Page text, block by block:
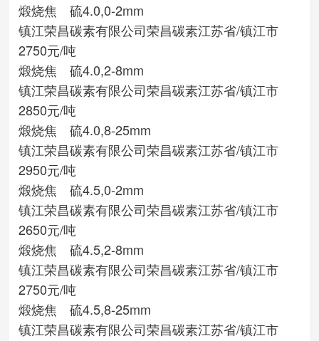
煅烧焦 硫4.0,0-2mm
镇江荣昌碳素有限公司荣昌碳素江苏省/镇江市
2750元/吨
煅烧焦 硫4.0,2-8mm
镇江荣昌碳素有限公司荣昌碳素江苏省/镇江市
2850元/吨
煅烧焦 硫4.0,8-25mm
镇江荣昌碳素有限公司荣昌碳素江苏省/镇江市
2950元/吨
煅烧焦 硫4.5,0-2mm
镇江荣昌碳素有限公司荣昌碳素江苏省/镇江市
2650元/吨
煅烧焦 硫4.5,2-8mm
镇江荣昌碳素有限公司荣昌碳素江苏省/镇江市
2750元/吨
煅烧焦 硫4.5,8-25mm
镇江荣昌碳素有限公司荣昌碳素江苏省/镇江市